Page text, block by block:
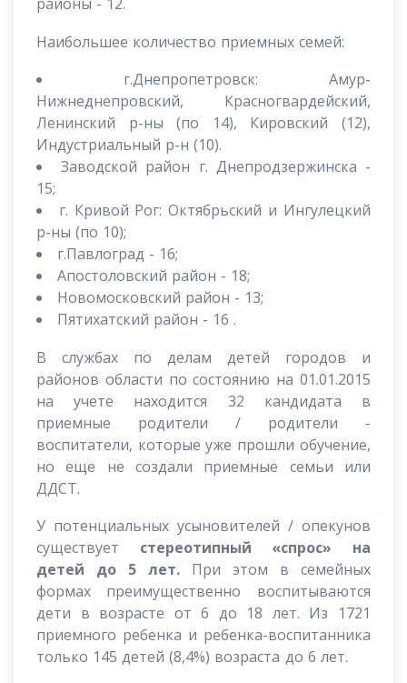
Наибольшее количество приемных семей:
г.Днепропетровск: Амур-
Нижнеднепровский, Красногвардейский,
Ленинский р-ны (по 14), Кировский (12),
Индустриальный р-н (10).
Заводской район г. Днепродзержинска -
15;
г. Кривой Рог: Октябрьский и Ингулецкий
р-ны (по 10);
г.Павлоград - 16;
Апостоловский район - 18;
Новомосковский район - 13;
Пятихатский район - 16 .
В службах по делам детей городов и
районов области по состоянию на 01.01.2015
на учете находится 32 кандидата в
приемные родители / родители -
воспитатели, которые уже прошли обучение,
но еще не создали приемные семьи или
ДДСТ.
У потенциальных усыновителей / опекунов
существует стереотипный «спрос» на
детей до 5 лет. При этом в семейных
формах преимущественно воспитываются
дети в возрасте от 6 до 18 лет. Из 1721
приемного ребенка и ребенка-воспитанника
только 145 детей (8,4%) возраста до 6 лет.